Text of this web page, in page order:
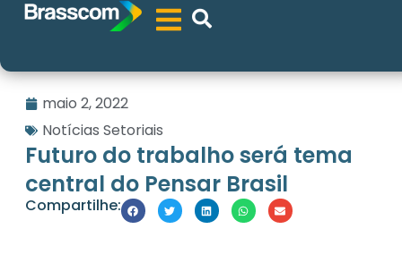
maio 2, 2022
Notícias Setoriais
Futuro do trabalho será tema
central do Pensar Brasil
Compartilhe: